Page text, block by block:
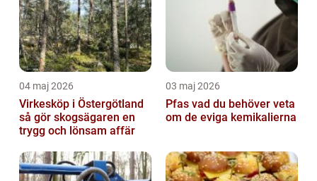
04 maj 2026
Virkesköp i Östergötland
så gör skogsägaren en
trygg och lönsam affär
03 maj 2026
Pfas vad du behöver veta
om de eviga kemikalierna